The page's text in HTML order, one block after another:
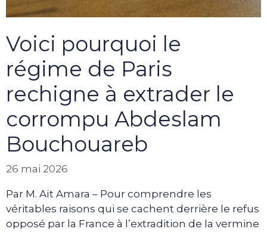
Voici pourquoi le
régime de Paris
rechigne à extrader le
corrompu Abdeslam
Bouchouareb
26 mai 2026
Par M. Aït Amara – Pour comprendre les
véritables raisons qui se cachent derrière le refus
opposé par la France à l’extradition de la vermine